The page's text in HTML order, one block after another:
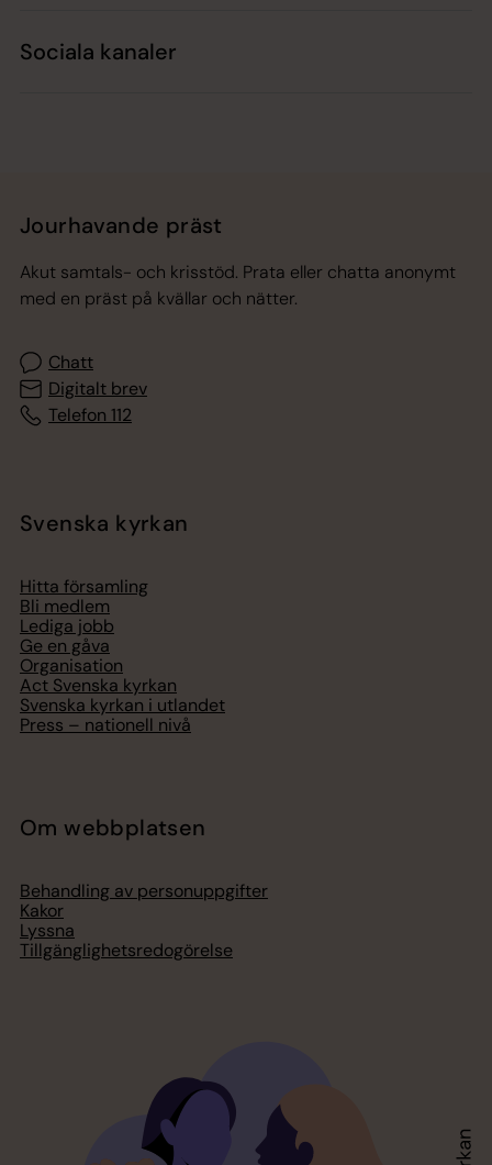
Sociala kanaler
Jourhavande präst
Akut samtals- och krisstöd. Prata eller chatta anonymt
med en präst på kvällar och nätter.
Chatt
Digitalt brev
Telefon 112
Svenska kyrkan
Hitta församling
Bli medlem
Lediga jobb
Ge en gåva
Organisation
Act Svenska kyrkan
Svenska kyrkan i utlandet
Press – nationell nivå
Om webbplatsen
Behandling av personuppgifter
Kakor
Lyssna
Tillgänglighetsredogörelse